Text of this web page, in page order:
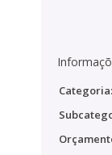
Categoria: